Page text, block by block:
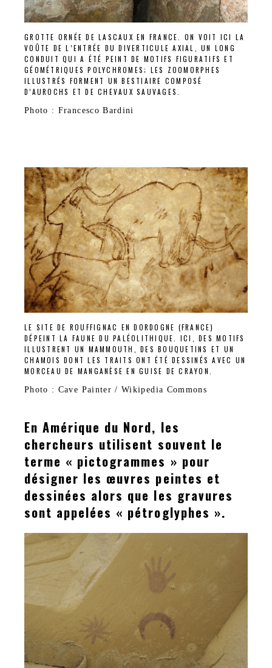
GROTTE ORNÉE DE LASCAUX EN FRANCE. ON VOIT ICI LA
VOÛTE DE L’ENTRÉE DU DIVERTICULE AXIAL, UN LONG
CONDUIT QUI A ÉTÉ PEINT DE MOTIFS FIGURATIFS ET
GÉOMÉTRIQUES POLYCHROMES; LES ZOOMORPHES
ILLUSTRÉS FORMENT UN BESTIAIRE COMPOSÉ
D’AUROCHS ET DE CHEVAUX SAUVAGES.
Photo : Francesco Bardini
LE SITE DE ROUFFIGNAC EN DORDOGNE (FRANCE)
DÉPEINT LA FAUNE DU PALÉOLITHIQUE. ICI, DES MOTIFS
ILLUSTRENT UN MAMMOUTH, DES BOUQUETINS ET UN
CHAMOIS DONT LES TRAITS ONT ÉTÉ DESSINÉS AVEC UN
MORCEAU DE MANGANÈSE EN GUISE DE CRAYON.
Photo : Cave Painter / Wikipedia Commons
En Amérique du Nord, les
chercheurs utilisent souvent le
terme « pictogrammes » pour
désigner les œuvres peintes et
dessinées alors que les gravures
sont appelées « pétroglyphes ».